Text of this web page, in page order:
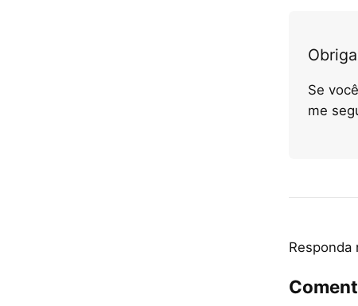
Se
me
Responda